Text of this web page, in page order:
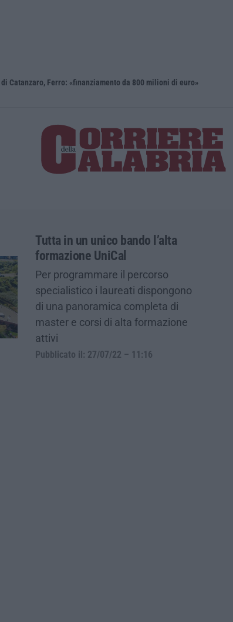
Catanzaro, Ferro: «finanziamento da 800 milioni di euro»
Tutta in un unico bando l’alta
formazione UniCal
Per programmare il percorso
specialistico i laureati dispongono
di una panoramica completa di
master e corsi di alta formazione
attivi
Pubblicato il: 27/07/22 – 11:16